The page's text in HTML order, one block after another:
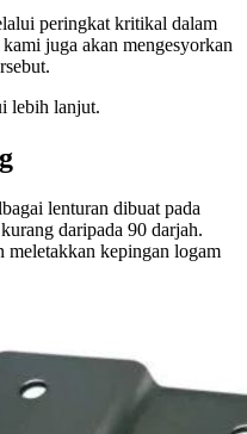
peringkat kritikal dalam
juga akan mengesyorkan
lebih lanjut.
lenturan dibuat pada
daripada 90 darjah.
meletakkan kepingan logam